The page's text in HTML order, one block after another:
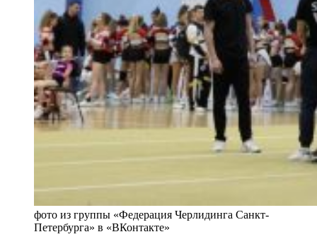
фото из группы «Федерация Черлидинга Санкт-
Петербурга» в «ВКонтакте»